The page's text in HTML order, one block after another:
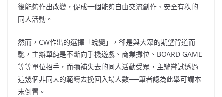
後能夠作出改變，促成一個能夠自由交流創作、安全有秩的
同人活動。
然而，CW作出的選擇「蛻變」，卻是與大眾的期望背道而
馳，主辦單純是不斷向手機遊戲、商業攤位、BOARD GAME
等等單位招手，而彌補失去的同人活動受眾，主辦嘗試透過
這幾個非同人的範疇去挽回入場人數──筆者認為此舉可謂本
末倒置。